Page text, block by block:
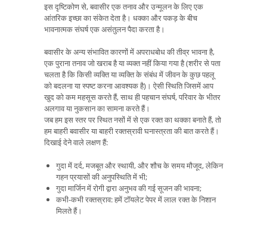
इस दृष्टिकोण से, बवासीर एक तनाव और उन्मूलन के लिए एक
आंतरिक इच्छा का संकेत देता है। धक्का और पकड़ के बीच
भावनात्मक संघर्ष एक असंतुलन पैदा करता है।
बवासीर के अन्य संभावित कारणों में अपराधबोध की तीव्र भावना है,
एक पुराना तनाव जो खराब है या व्यक्त नहीं किया गया है (शरीर से पता
चलता है कि किसी व्यक्ति या व्यक्ति के संबंध में जीवन के कुछ पहलू
को बदलना या स्पष्ट करना आवश्यक है)। ऐसी स्थिति जिसमें आप
खुद को कम महसूस करते हैं, साथ ही पहचान संघर्ष, परिवार के भीतर
अलगाव या नुकसान का सामना करते हैं।
जब हम इस स्तर पर स्थित नसों में से एक रक्त का थक्का बनाते हैं, तो
हम बाहरी बवासीर या बाहरी रक्तस्रावी घनास्त्रता की बात करते हैं।
दिखाई देने वाले लक्षण हैं:
गुदा में दर्द, मजबूत और स्थायी, और शौच के समय मौजूद, लेकिन
गहन प्रयासों की अनुपस्थिति में भी;
गुदा मार्जिन में रोगी द्वारा अनुभव की गई सूजन की भावना;
कभी-कभी रक्तस्राव: हमें टॉयलेट पेपर में लाल रक्त के निशान
मिलते हैं।